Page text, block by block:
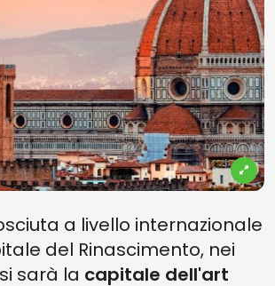
a livello internazionale
del Rinascimento, nei
sarà la capitale dell'art